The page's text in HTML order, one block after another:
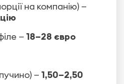
на компанію) —
— 18–28 євро
— 1,50–2,50